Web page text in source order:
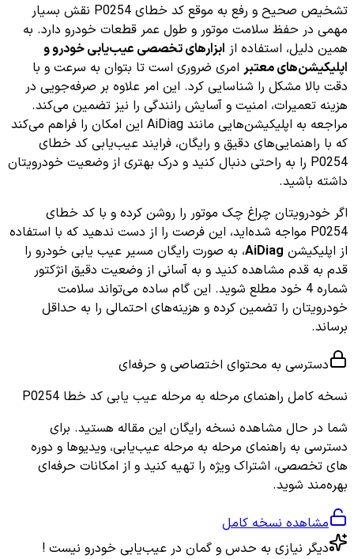
تشخیص صحیح و رفع به موقع کد خطای P0254 نقش بسیار
مهمی در حفظ سلامت موتور و طول عمر قطعات خودرو دارد. به
همین دلیل، استفاده از ابزارهای تخصصی عیب‌یابی خودرو و
اپلیکیشن‌های معتبر امری ضروری است تا بتوان به سرعت و با
دقت بالا مشکل را شناسایی کرد. این امر علاوه بر صرفه‌جویی در
هزینه تعمیرات، امنیت و آسایش رانندگی را نیز تضمین می‌کند.
مراجعه به اپلیکیشن‌هایی مانند AiDiag این امکان را فراهم می‌کند
که با راهنمایی‌های دقیق و رایگان، فرایند عیب‌یابی کد خطای
P0254 را به راحتی دنبال کنید و درک بهتری از وضعیت خودرویتان
داشته باشید.
اگر خودرویتان چراغ چک موتور را روشن کرده و با کد خطای
P0254 مواجه شده‌اید، این فرصت را از دست ندهید که با استفاده
از اپلیکیشن AiDiag، به صورت رایگان مسیر عیب یابی خودرو را
قدم به قدم مشاهده کنید و به آسانی از وضعیت دقیق انژکتور
شماره 4 خود مطلع شوید. این گام ساده می‌تواند سلامت
خودرویتان را تضمین کرده و هزینه‌های احتمالی را به حداقل
برساند.
دسترسی به محتوای اختصاصی و حرفه‌ای
نسخه کامل راهنمای مرحله به مرحله عیب یابی کد خطا P0254
شما در حال مشاهده نسخه رایگان این مقاله هستید. برای
دسترسی به راهنمای مرحله به مرحله عیب‌یابی، ویدیوها و دوره
های تخصصی، اشتراک ویژه را تهیه کنید و از امکانات حرفه‌ای
بهره‌مند شوید.
مشاهده نسخه کامل
دیگر نیازی به حدس و گمان در عیب‌یابی خودرو نیست !